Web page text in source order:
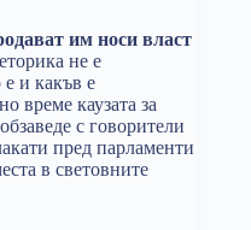
им носи власт
не е
и какъв е
време каузата за
с говорители
пред парламенти
в световните